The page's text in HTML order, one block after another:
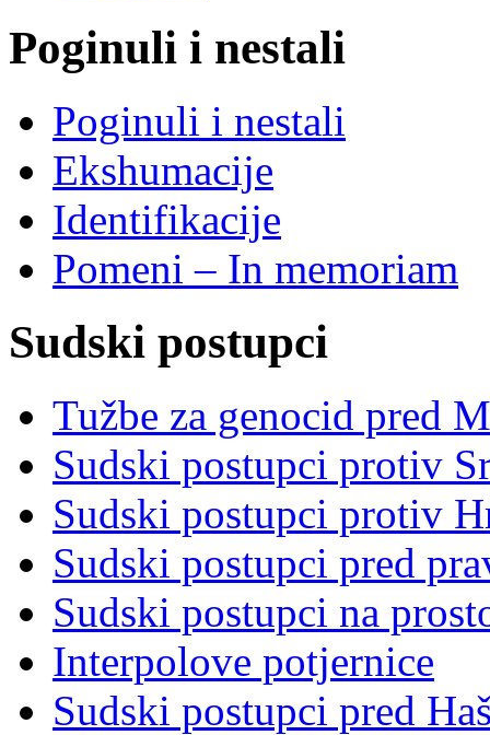
Poginuli i nestali
Poginuli i nestali
Ekshumacije
Identifikacije
Pomeni – In memoriam
Sudski postupci
Tužbe za genocid pred
Sudski postupci protiv
Sudski postupci protiv
Sudski postupci pred
Sudski postupci na
Interpolove potjernice
Sudski postupci pred